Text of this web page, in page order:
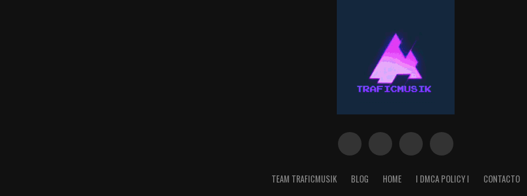
TEAM TRAFICMUSIK BLOG HOME I DMCA POLICY I CONTACTO